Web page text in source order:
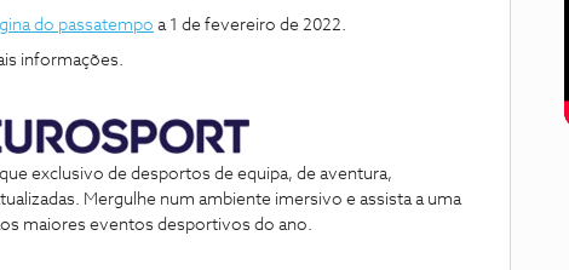
do passatempo a 1 de fevereiro de 2022.
informações.
exclusivo de desportos de equipa, de aventura,
Mergulhe num ambiente imersivo e assista a uma
maiores eventos desportivos do ano.